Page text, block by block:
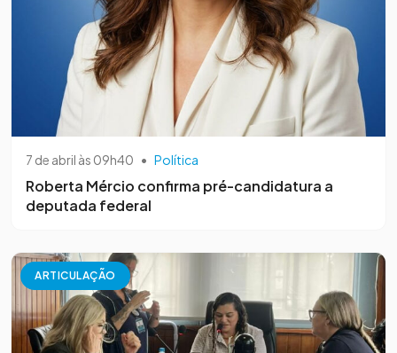
7 de abril às 09h40 • Política
Roberta Mércio confirma pré-candidatura a
deputada federal
ARTICULAÇÃO